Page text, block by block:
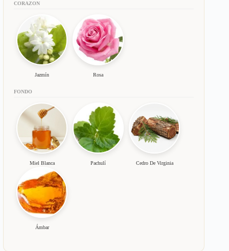
CORAZON
Jazmín Rosa
FONDO
Miel Blanca Pachulí Cedro De Virginia
Ámbar